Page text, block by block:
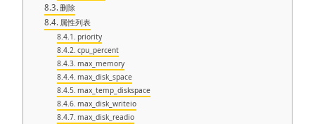
删除
属性列表
priority
cpu_percent
max_memory
max_disk_space
max_temp_diskspace
max_disk_writeio
max_disk_readio